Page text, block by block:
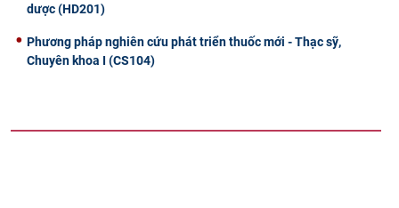
dược (HD201)
Phương pháp nghiên cứu phát triển thuốc mới - Thạc sỹ,
Chuyên khoa I (CS104)